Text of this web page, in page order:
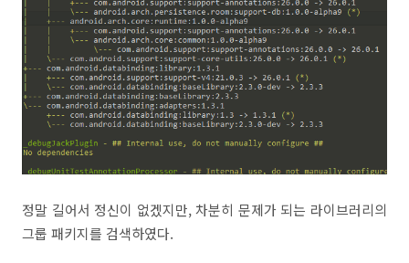
정말 길어서 정신이 없겠지만, 차분히 문제가 되는 라이브러리의
그룹 패키지를 검색하였다.